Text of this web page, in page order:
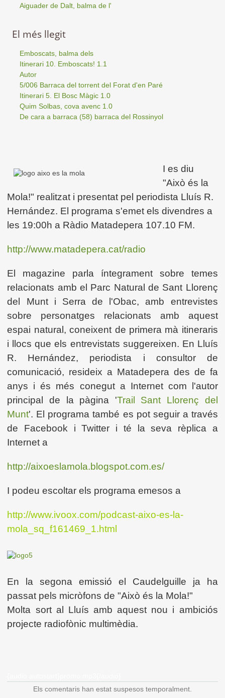
Aiguader de Dalt, balma de l'
El més llegit
Emboscats, balma dels
Itinerari 10. Emboscats! 1.1
Autor
5/006 Barraca del torrent del Forat d'en Paré
Itinerari 5. El Bosc Màgic 1.0
Quim Solbas, cova avenc 1.0
De cara a barraca (58) barraca del Rossinyol
I es diu
"Això és la
Mola!" realitzat i presentat pel periodista Lluís R.
Hernández. El programa s'emet els divendres a
les 19:00h a Ràdio Matadepera 107.10 FM.
http://www.matadepera.cat/radio
El magazine parla íntegrament sobre temes
relacionats amb el Parc Natural de Sant Llorenç
del Munt i Serra de l'Obac, amb entrevistes
sobre personatges relacionats amb aquest
espai natural, coneixent de primera mà itineraris
i llocs que els entrevistats suggereixen. En Lluís
R. Hernández, periodista i consultor de
comunicació, resideix a Matadepera des de fa
anys i és més conegut a Internet com l'autor
principal de la pàgina 'Trail Sant Llorenç del
Munt'. El programa també es pot seguir a través
de Facebook i Twitter i té la seva rèplica a
Internet a
http://aixoeslamola.blogspot.com.es/
I podeu escoltar els programa emesos a
http://www.ivoox.com/podcast-aixo-es-la-
mola_sq_f161469_1.html
En la segona emissió el Caudelguille ja ha
passat pels micròfons de "Això és la Mola!"
Molta sort al Lluís amb aquest nou i ambiciós
projecte radiofònic multimèdia.
Els comentaris han estat suspesos temporalment.